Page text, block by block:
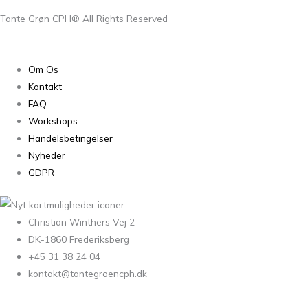
Tante Grøn CPH® All Rights Reserved
Om Os
Kontakt
FAQ
Workshops
Handelsbetingelser
Nyheder
GDPR
Christian Winthers Vej 2
DK-1860 Frederiksberg
+45 31 38 24 04
kontakt@tantegroencph.dk